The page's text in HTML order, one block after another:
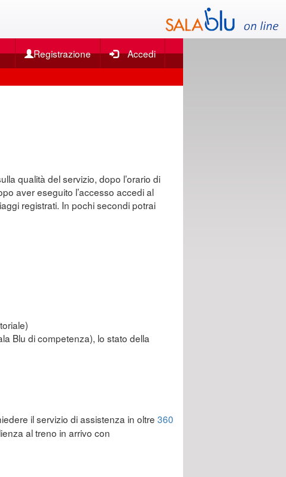
Registrazione Accedi
qualità del servizio, dopo l’orario di
aver eseguito l’accesso accedi al
registrati. In pochi secondi potrai
Blu di competenza), lo stato della
il servizio di assistenza in oltre 360
al treno in arrivo con